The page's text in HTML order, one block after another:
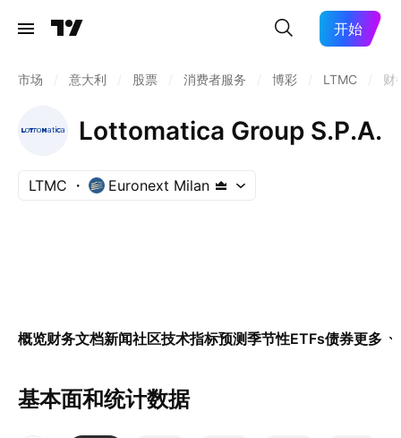
开始
市场 意大利 股票 消费者服务 博彩 LTMC 财
Lottomatica Group S.P.A.
LTMC Euronext Milan
概览财务文档新闻社区技术指标预测季节性ETFs债券更多
基本面和统计数据